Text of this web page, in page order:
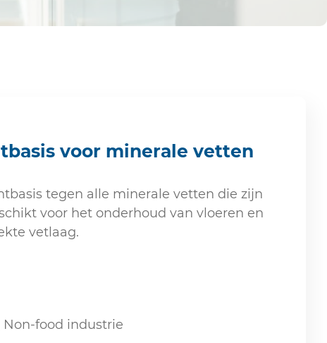
voor minerale vetten
tegen alle minerale vetten die zijn
voor het onderhoud van vloeren en
vetlaag.
Non-food industrie